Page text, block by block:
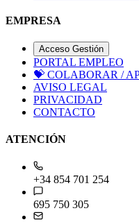
EMPRESA
Acceso Gestión
PORTAL EMPLEO
💝 COLABORAR /
AVISO LEGAL
PRIVACIDAD
CONTACTO
ATENCIÓN
+34 854 701 254
695 750 305